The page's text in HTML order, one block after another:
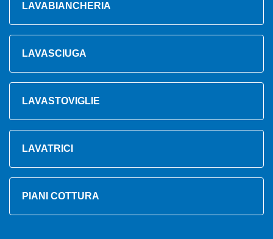
LAVABIANCHERIA
LAVASCIUGA
LAVASTOVIGLIE
LAVATRICI
PIANI COTTURA